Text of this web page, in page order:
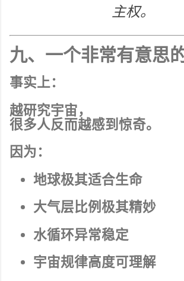
主权。
九、一个非常有意思
事实上：
越研究宇宙，
很多人反而越感到惊奇。
因为：
地球极其适合生命
大气层比例极其精妙
水循环异常稳定
宇宙规律高度可理解